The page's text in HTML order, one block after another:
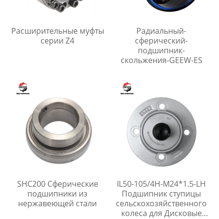
Расширительные муфты
серии Z4
Радиальный-
сферический-
подшипник-
скольжения-GEEW-ES
SHC200 Сферические
подшипники из
нержавеющей стали
IL50-105/4H-M24*1.5-LH
Подшипник ступицы
сельскохозяйственного
колеса для Дисковые